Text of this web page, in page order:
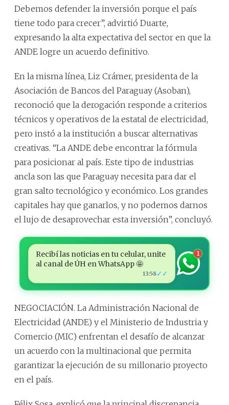
Debemos defender la inversión porque el país
tiene todo para crecer”, advirtió Duarte,
expresando la alta expectativa del sector en que la
ANDE logre un acuerdo definitivo.
En la misma línea, Liz Crámer, presidenta de la
Asociación de Bancos del Paraguay (Asoban),
reconoció que la derogación responde a criterios
técnicos y operativos de la estatal de electricidad,
pero instó a la institución a buscar alternativas
creativas. “La ANDE debe encontrar la fórmula
para posicionar al país. Este tipo de industrias
ancla son las que Paraguay necesita para dar el
gran salto tecnológico y económico. Los grandes
capitales hay que ganarlos, y no podemos darnos
el lujo de desaprovechar esta inversión”, concluyó.
Recibí las noticias en tu celular, unite
al canal de ÚH en WhatsApp 🤩
13:58✓✓
1
NEGOCIACIÓN. La Administración Nacional de
Electricidad (ANDE) y el Ministerio de Industria y
Comercio (MIC) enfrentan el desafío de alcanzar
un acuerdo con la multinacional que permita
garantizar la ejecución de su millonario proyecto
en el país.